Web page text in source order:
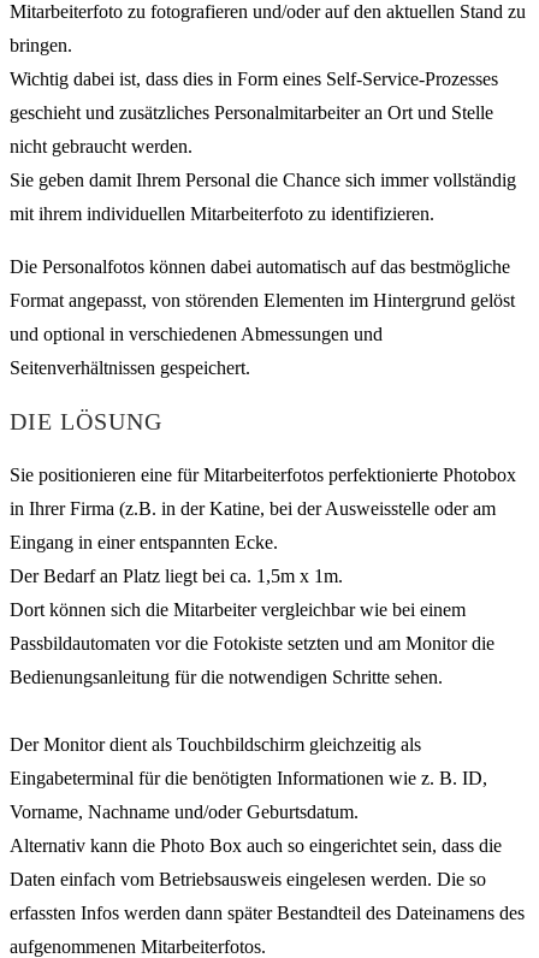
Mitarbeiterfoto zu fotografieren und/oder auf den aktuellen Stand zu
bringen.
Wichtig dabei ist, dass dies in Form eines Self-Service-Prozesses
geschieht und zusätzliches Personalmitarbeiter an Ort und Stelle
nicht gebraucht werden.
Sie geben damit Ihrem Personal die Chance sich immer vollständig
mit ihrem individuellen Mitarbeiterfoto zu identifizieren.
Die Personalfotos können dabei automatisch auf das bestmögliche
Format angepasst, von störenden Elementen im Hintergrund gelöst
und optional in verschiedenen Abmessungen und
Seitenverhältnissen gespeichert.
DIE LÖSUNG
Sie positionieren eine für Mitarbeiterfotos perfektionierte Photobox
in Ihrer Firma (z.B. in der Katine, bei der Ausweisstelle oder am
Eingang in einer entspannten Ecke.
Der Bedarf an Platz liegt bei ca. 1,5m x 1m.
Dort können sich die Mitarbeiter vergleichbar wie bei einem
Passbildautomaten vor die Fotokiste setzten und am Monitor die
Bedienungsanleitung für die notwendigen Schritte sehen.
Der Monitor dient als Touchbildschirm gleichzeitig als
Eingabeterminal für die benötigten Informationen wie z. B. ID,
Vorname, Nachname und/oder Geburtsdatum.
Alternativ kann die Photo Box auch so eingerichtet sein, dass die
Daten einfach vom Betriebsausweis eingelesen werden. Die so
erfassten Infos werden dann später Bestandteil des Dateinamens des
aufgenommenen Mitarbeiterfotos.